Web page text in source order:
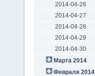
2014-04-26
2014-04-27
2014-04-28
2014-04-29
2014-04-30
Марта 2014
Февраля 2014